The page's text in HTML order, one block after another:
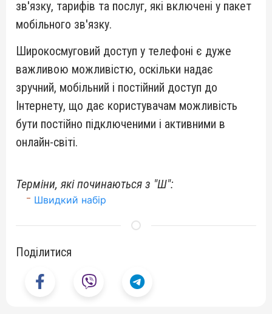
зв'язку, тарифів та послуг, які включені у пакет
мобільного зв'язку.
Широкосмуговий доступ у телефоні є дуже
важливою можливістю, оскільки надає
зручний, мобільний і постійний доступ до
Інтернету, що дає користувачам можливість
бути постійно підключеними і активними в
онлайн-світі.
Терміни, які починаються з "Ш":
Швидкий набір
Поділитися